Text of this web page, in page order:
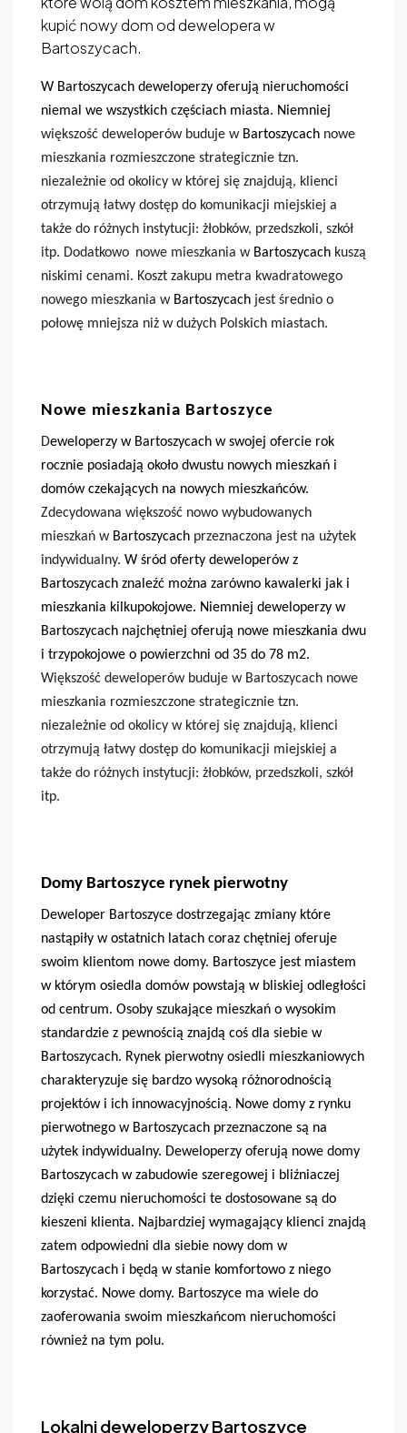
kupić nowy dom od dewelopera w
Bartoszycach.
W Bartoszycach deweloperzy oferują nieruchomości
niemal we wszystkich częściach miasta. Niemniej
większość deweloperów buduje w Bartoszycach nowe
mieszkania rozmieszczone strategicznie tzn.
niezależnie od okolicy w której się znajdują, klienci
otrzymują łatwy dostęp do komunikacji miejskiej a
także do różnych instytucji: żłobków, przedszkoli, szkół
itp. Dodatkowo nowe mieszkania w Bartoszycach kuszą
niskimi cenami. Koszt zakupu metra kwadratowego
nowego mieszkania w Bartoszycach jest średnio o
połowę mniejsza niż w dużych Polskich miastach.
Nowe mieszkania Bartoszyce
Deweloperzy w Bartoszycach w swojej ofercie rok
rocznie posiadają około dwustu nowych mieszkań i
domów czekających na nowych mieszkańców.
Zdecydowana większość nowo wybudowanych
mieszkań w Bartoszycach przeznaczona jest na użytek
indywidualny. W śród oferty deweloperów z
Bartoszycach znaleźć można zarówno kawalerki jak i
mieszkania kilkupokojowe. Niemniej deweloperzy w
Bartoszycach najchętniej oferują nowe mieszkania dwu
i trzypokojowe o powierzchni od 35 do 78 m2.
Większość deweloperów buduje w Bartoszycach nowe
mieszkania rozmieszczone strategicznie tzn.
niezależnie od okolicy w której się znajdują, klienci
otrzymują łatwy dostęp do komunikacji miejskiej a
także do różnych instytucji: żłobków, przedszkoli, szkół
itp.
Domy Bartoszyce rynek pierwotny
Deweloper Bartoszyce dostrzegając zmiany które
nastąpiły w ostatnich latach coraz chętniej oferuje
swoim klientom nowe domy. Bartoszyce jest miastem
w którym osiedla domów powstają w bliskiej odległości
od centrum. Osoby szukające mieszkań o wysokim
standardzie z pewnością znajdą coś dla siebie w
Bartoszycach. Rynek pierwotny osiedli mieszkaniowych
charakteryzuje się bardzo wysoką różnorodnością
projektów i ich innowacyjnością. Nowe domy z rynku
pierwotnego w Bartoszycach przeznaczone są na
użytek indywidualny. Deweloperzy oferują nowe domy
Bartoszycach w zabudowie szeregowej i bliźniaczej
dzięki czemu nieruchomości te dostosowane są do
kieszeni klienta. Najbardziej wymagający klienci znajdą
zatem odpowiedni dla siebie nowy dom w
Bartoszycach i będą w stanie komfortowo z niego
korzystać. Nowe domy. Bartoszyce ma wiele do
zaoferowania swoim mieszkańcom nieruchomości
również na tym polu.
Lokalni deweloperzy Bartoszyce